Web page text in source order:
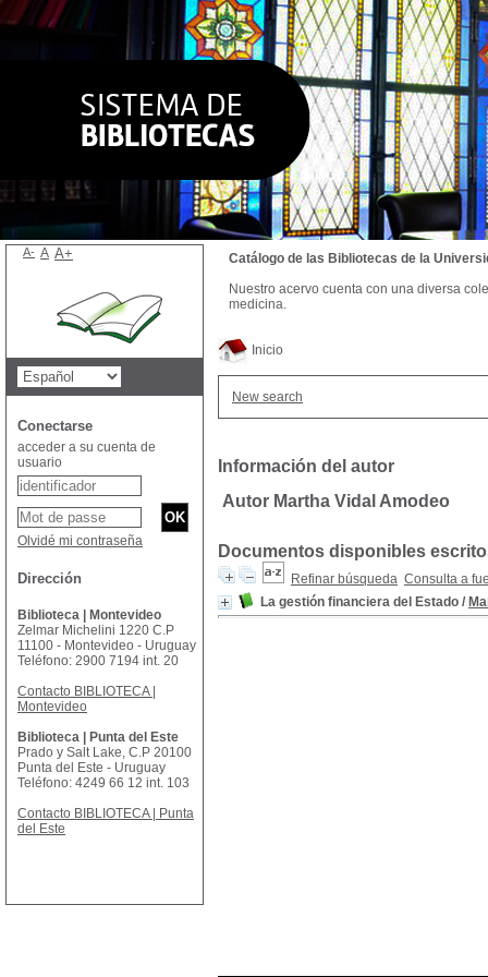
Inicio
New search
Información del autor
Autor Martha Vidal Amodeo
Documentos disponibles
Refinar búsqueda Consulta a
La gestión financiera del Estado /
Catálogo de las Bibliotecas de la
Nuestro acervo cuenta con una diversa
medicina.
A- A A+
Conectarse
acceder a su cuenta de
usuario
Olvidé mi contraseña
Dirección
Biblioteca | Montevideo
Zelmar Michelini 1220 C.P
11100 - Montevideo - Uruguay
Teléfono: 2900 7194 int. 20
Contacto BIBLIOTECA |
Montevideo
Biblioteca | Punta del Este
Prado y Salt Lake, C.P 20100
Punta del Este - Uruguay
Teléfono: 4249 66 12 int. 103
Contacto BIBLIOTECA | Punta
del Este